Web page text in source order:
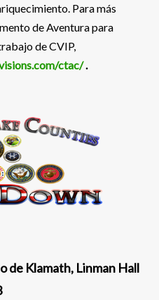
Para más
de Aventura para
de CVIP,
ctac/.
de Klamath, Linman Hall